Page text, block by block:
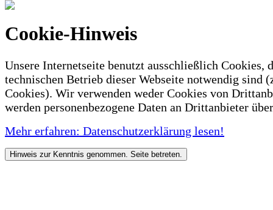
Cookie-Hinweis
Unsere Internetseite benutzt ausschließlich Cookies,
technischen Betrieb dieser Webseite notwendig sind
Cookies). Wir verwenden weder Cookies von
werden personenbezogene Daten an Drittanbieter
Mehr erfahren: Datenschutzerklärung lesen!
Hinweis zur Kenntnis genommen. Seite betreten.